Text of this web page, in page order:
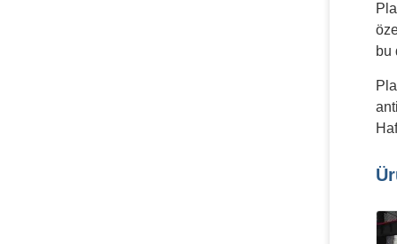
bu